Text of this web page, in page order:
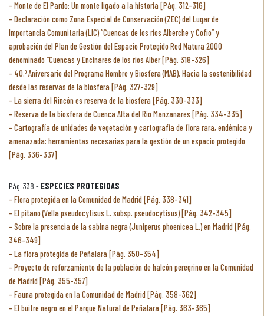
Monte de El Pardo: Un monte ligado a la historia [Pág. 312-316]
Declaración como Zona Especial de Conservación (ZEC) del Lugar de
Importancia Comunitaria (LIC) “Cuencas de los ríos Alberche y Cofio” y
aprobación del Plan de Gestión del Espacio Protegido Red Natura 2000
denominado “Cuencas y Encinares de los ríos Alber [Pág. 318-326]
40.º Aniversario del Programa Hombre y Biosfera (MAB). Hacia la sostenibilidad
desde las reservas de la biosfera [Pág. 327-329]
La sierra del Rincón es reserva de la biosfera [Pág. 330-333]
Reserva de la biosfera de Cuenca Alta del Río Manzanares [Pág. 334-335]
Cartografía de unidades de vegetación y cartografía de flora rara, endémica y
amenazada: herramientas necesarias para la gestión de un espacio protegido
[Pág. 336-337]
Pág. 338 - ESPECIES PROTEGIDAS
Flora protegida en la Comunidad de Madrid [Pág. 338-341]
El pítano (Vella pseudocytisus L. subsp. pseudocytisus) [Pág. 342-345]
Sobre la presencia de la sabina negra (Juniperus phoenicea L.) en Madrid [Pág.
346-349]
La flora protegida de Peñalara [Pág. 350-354]
Proyecto de reforzamiento de la población de halcón peregrino en la Comunidad
de Madrid [Pág. 355-357]
Fauna protegida en la Comunidad de Madrid [Pág. 358-362]
El buitre negro en el Parque Natural de Peñalara [Pág. 363-365]